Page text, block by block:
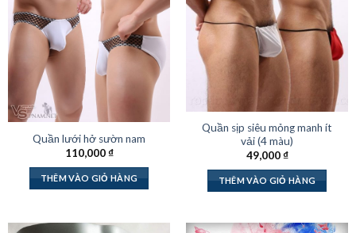
Quần lưới hở sườn nam
110,000₫
THÊM VÀO GIỎ HÀNG
Quần sịp siêu mỏng manh ít
vải (4 màu)
49,000₫
THÊM VÀO GIỎ HÀNG